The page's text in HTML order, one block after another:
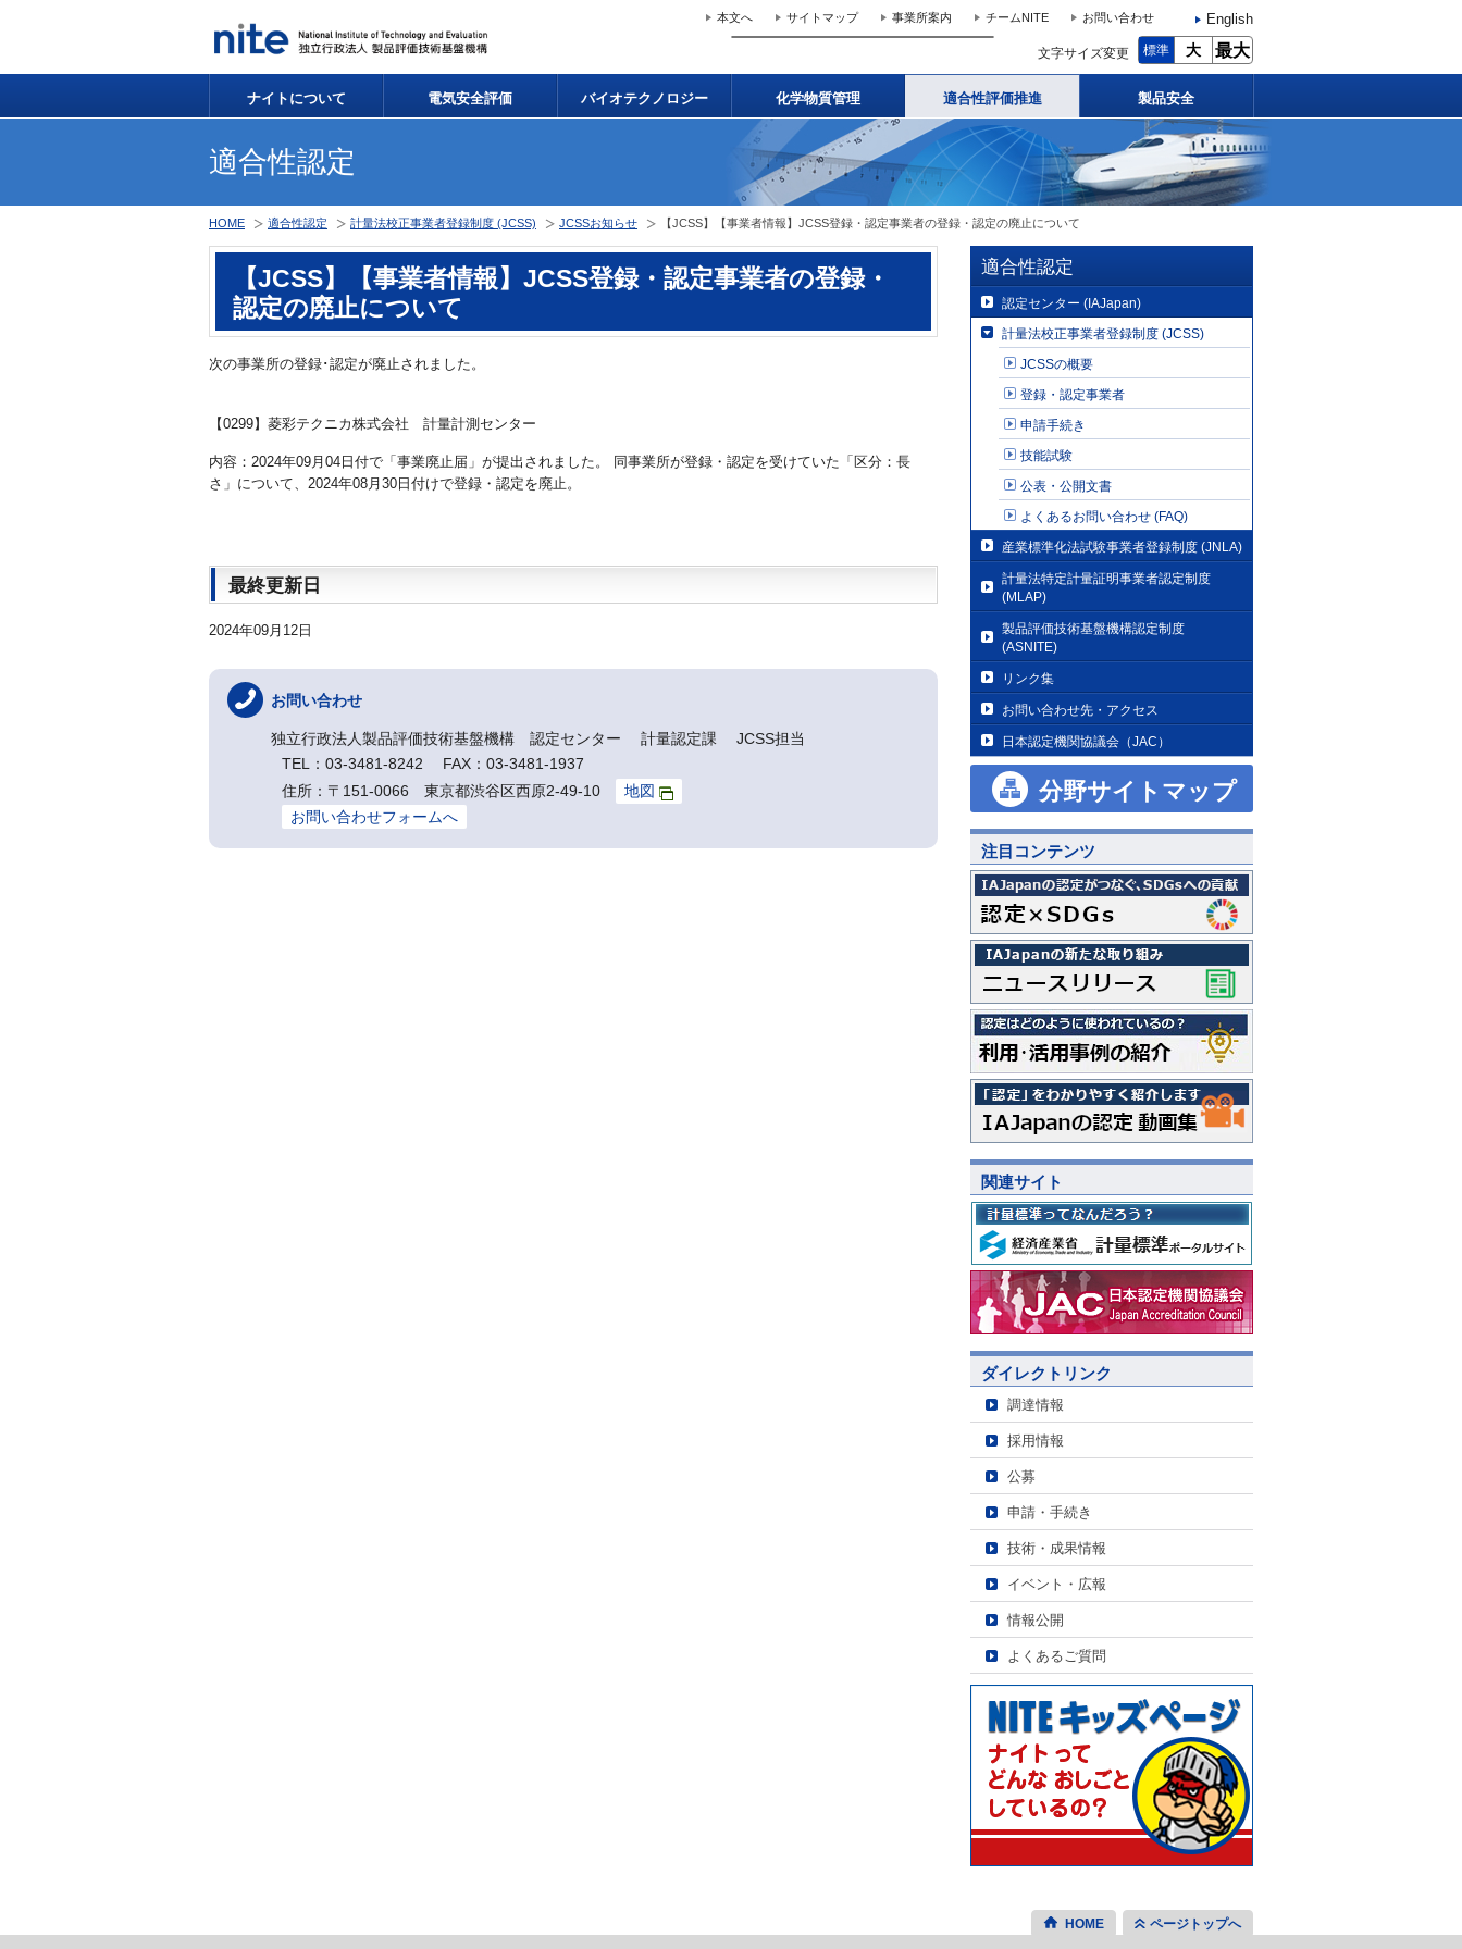
本文へ サイトマップ 事業所案内 チームNITE お問い合わせ English
文字サイズ変更 標準 大 最大
ナイトについて 電気安全評価 バイオテクノロジー 化学物質管理 適合性評価推進 製品安全
適合性認定
HOME 適合性認定 計量法校正事業者登録制度 (JCSS) JCSSお知らせ 【JCSS】【事業者情報】JCSS登録・認定事業者の登録・認定の廃止について
【JCSS】【事業者情報】JCSS登録・認定事業者の登録・
認定の廃止について
次の事業所の登録･認定が廃止されました。
【0299】菱彩テクニカ株式会社 計量計測センター
内容：2024年09月04日付で「事業廃止届」が提出されました。 同事業所が登録・認定を受けていた「区分：長
さ」について、2024年08月30日付けで登録・認定を廃止。
最終更新日
2024年09月12日
お問い合わせ
独立行政法人製品評価技術基盤機構 認定センター 計量認定課 JCSS担当
TEL：03-3481-8242 FAX：03-3481-1937
住所：〒151-0066 東京都渋谷区西原2-49-10
地図
お問い合わせフォームへ
適合性認定
認定センター (IAJapan)
計量法校正事業者登録制度 (JCSS)
JCSSの概要
登録・認定事業者
申請手続き
技能試験
公表・公開文書
よくあるお問い合わせ (FAQ)
産業標準化法試験事業者登録制度 (JNLA)
計量法特定計量証明事業者認定制度
(MLAP)
製品評価技術基盤機構認定制度
(ASNITE)
リンク集
お問い合わせ先・アクセス
日本認定機関協議会（JAC）
分野サイトマップ
注目コンテンツ
関連サイト
ダイレクトリンク
調達情報
採用情報
公募
申請・手続き
技術・成果情報
イベント・広報
情報公開
よくあるご質問
HOME ページトップへ